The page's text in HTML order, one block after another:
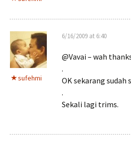
sufehmi
6/16/2009 at 6:40
@Vavai – wah
.
OK sekarang sudah
.
Sekali lagi trims.